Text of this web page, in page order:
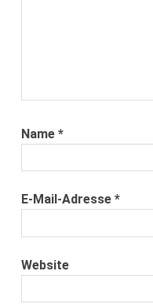
Name*
E-Mail-Adresse*
Website